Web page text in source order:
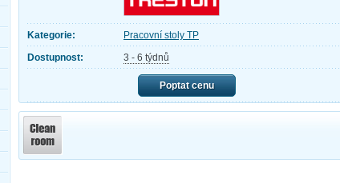
Kategorie:
Pracovní stoly TP
Dostupnost:
3 - 6 týdnů
Poptat cenu